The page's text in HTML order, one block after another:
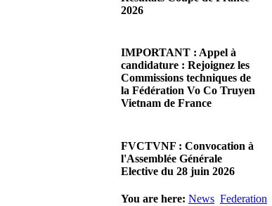
available.Chères Présidentes,
Read more...
2026
There are no translations
available.Cliquez sur ce lien
pour accéder aux résultats
Read more...
IMPORTANT : Appel à
candidature : Rejoignez les
Commissions techniques de
la Fédération Vo Co Truyen
Vietnam de France
There are no translations
available.Madame la
Présidente, Monsieur le
Read more...
FVCTVNF : Convocation à
l'Assemblée Générale
Elective du 28 juin 2026
23/05/2026 23:00
You are here: News Federation